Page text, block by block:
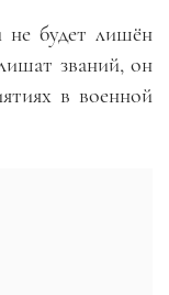
будет лишён
званий, он
в военной